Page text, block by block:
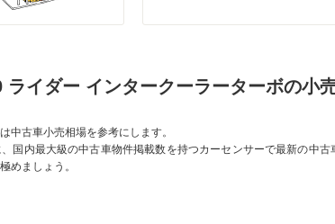
ライダー インタークーラーターボの小
中古車小売相場を参考にします。
国内最大級の中古車物件掲載数を持つカーセンサーで最新の中
めましょう。